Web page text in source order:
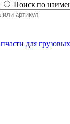
Поиск по
для